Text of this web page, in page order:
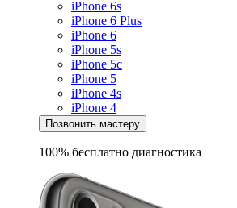
iPhone 6s
iPhone 6 Plus
iPhone 6
iPhone 5s
iPhone 5c
iPhone 5
iPhone 4s
iPhone 4
Позвонить мастеру
100% бесплатно диагностика